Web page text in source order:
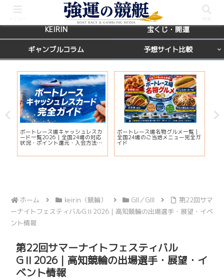
BOATRACE レース場ガイド
KEIRIN 宝くじ・開運
ギャンブルコラム 予想サイト比較
ボートレース場キャッシュレスカ
ード一覧2026｜全国24場の対応
状況・ポイント還元・入会方法ま
とめ
ボートレース場名物グルメ一覧｜
全国24場のご当地メニュー完全ガ
イド
ホーム keirin（競輪） GII／GIII
第22回サマ
ーナイトフェスティバルGⅡ2026｜高知競輪の出場選手・展望・イベ
ント情報
第22回サマーナイトフェスティバル
GⅡ2026｜高知競輪の出場選手・展望・イ
ベント情報